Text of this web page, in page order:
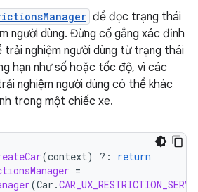
để đọc trạng thái
người dùng. Đừng cố gắng xác định
nghiệm người dùng từ trạng thái
hạn như số hoặc tốc độ, vì các
nghiệm người dùng có thể khác
trong một chiếc xe.
(context) ?:
return
=
(Car .